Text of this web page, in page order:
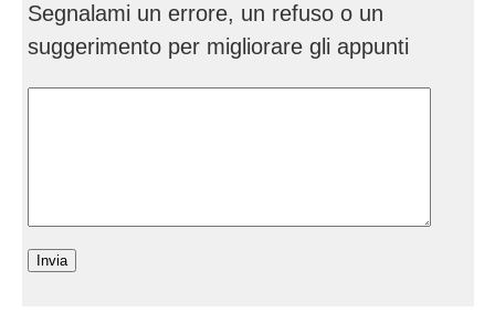
Segnalami un errore, un refuso o un
suggerimento per migliorare gli appunti